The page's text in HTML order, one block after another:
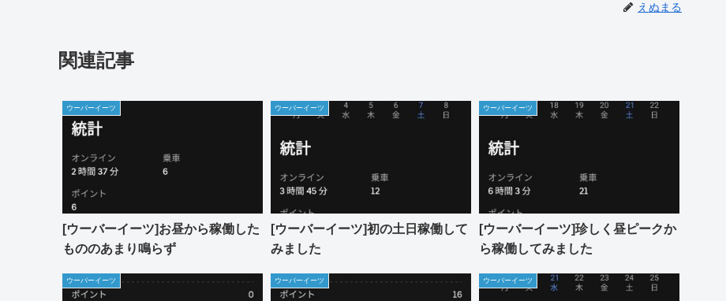
えぬまる
関連記事
ウーバーイーツ
[ウーバーイーツ]お昼から稼働した
もののあまり鳴らず
ウーバーイーツ
[ウーバーイーツ]初の土日稼働して
みました
ウーバーイーツ
[ウーバーイーツ]珍しく昼ピークか
ら稼働してみました
ウーバーイーツ ウーバーイーツ ウーバーイーツ